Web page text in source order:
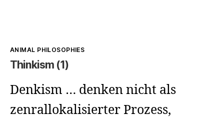
Kategorien
ANIMAL PHILOSOPHIES
Thinkism (1)
Denkism … denken nicht als
zenrallokalisierter Prozess,